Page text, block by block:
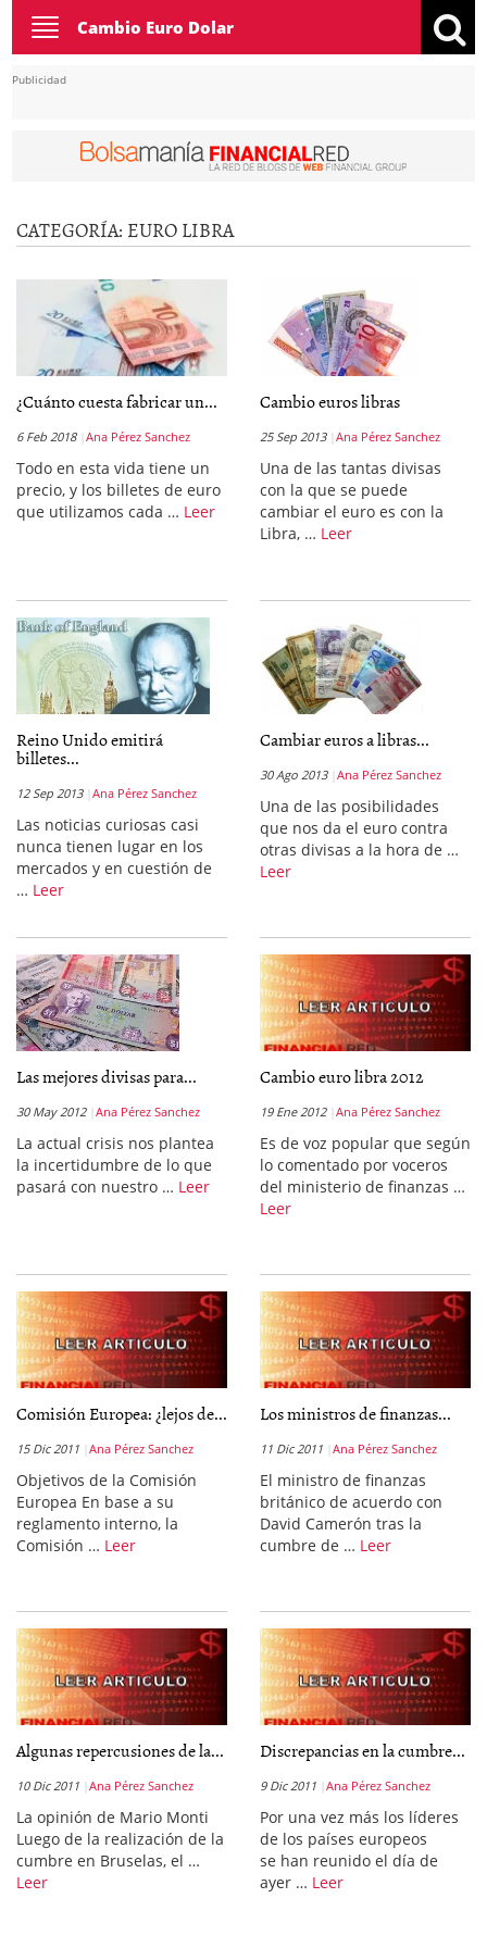
Toggle
navigation
Cambio Euro Dolar
Publicidad
CATEGORÍA: EURO LIBRA
¿Cuánto cuesta fabricar un...
6 Feb 2018 Ana Pérez Sanchez
Todo en esta vida tiene un
precio, y los billetes de euro
que utilizamos cada … Leer
Cambio euros libras
25 Sep 2013 Ana Pérez Sanchez
Una de las tantas divisas
con la que se puede
cambiar el euro es con la
Libra, … Leer
Reino Unido emitirá
billetes...
12 Sep 2013 Ana Pérez Sanchez
Las noticias curiosas casi
nunca tienen lugar en los
mercados y en cuestión de
… Leer
Cambiar euros a libras...
30 Ago 2013 Ana Pérez Sanchez
Una de las posibilidades
que nos da el euro contra
otras divisas a la hora de …
Leer
Las mejores divisas para...
30 May 2012 Ana Pérez Sanchez
La actual crisis nos plantea
la incertidumbre de lo que
pasará con nuestro … Leer
Cambio euro libra 2012
19 Ene 2012 Ana Pérez Sanchez
Es de voz popular que según
lo comentado por voceros
del ministerio de finanzas …
Leer
Comisión Europea: ¿lejos de...
15 Dic 2011 Ana Pérez Sanchez
Objetivos de la Comisión
Europea En base a su
reglamento interno, la
Comisión … Leer
Los ministros de finanzas...
11 Dic 2011 Ana Pérez Sanchez
El ministro de finanzas
británico de acuerdo con
David Camerón tras la
cumbre de … Leer
Algunas repercusiones de la...
10 Dic 2011 Ana Pérez Sanchez
La opinión de Mario Monti
Luego de la realización de la
cumbre en Bruselas, el …
Leer
Discrepancias en la cumbre...
9 Dic 2011 Ana Pérez Sanchez
Por una vez más los líderes
de los países europeos
se han reunido el día de
ayer … Leer